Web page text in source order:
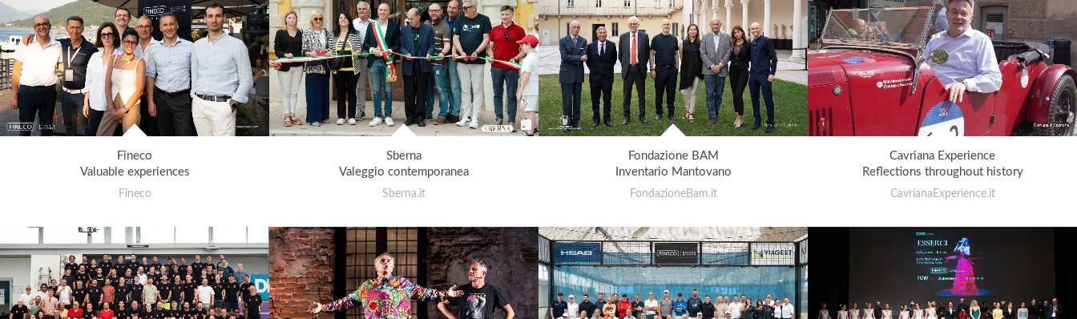
Fineco
Valuable experiences
Fineco
Sberna
Valeggio contemporanea
Sberna.it
Fondazione BAM
Inventario Mantovano
FondazioneBam.it
Cavriana Experience
Reflections throughout history
CavrianaExperience.it